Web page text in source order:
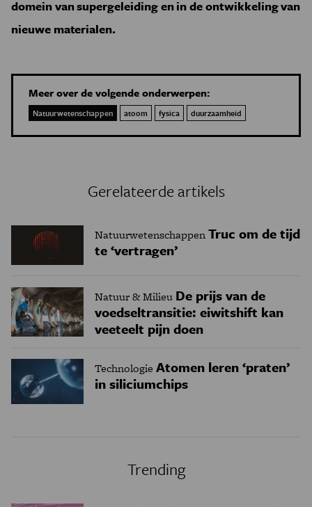
domein van supergeleiding en in de ontwikkeling van
nieuwe materialen.
Meer over de volgende onderwerpen:
Natuurwetenschappen atoom fysica duurzaamheid
Gerelateerde artikels
NatuurwetenschappenTruc om de tijd
te ‘vertragen’
Natuur & Milieu De prijs van de
voedseltransitie: eiwitshift kan
veeteelt pijn doen
Technologie Atomen leren ‘praten’
in siliciumchips
Trending